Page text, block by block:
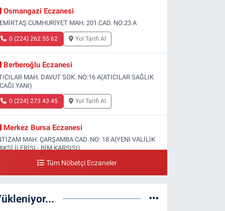
Osmangazi Eczanesi
CUMHURİYET MAH. 201.CAD. NO:23 A
0 (224) 262 55 62 Yol Tarifi Al
Berberoğlu Eczanesi
MAH. DAVUT SOK. NO:16 A(ATICILAR SAĞLIK
YANI)
0 (224) 273 43 45 Yol Tarifi Al
Merkez Bursa Eczanesi
MAH. ÇARŞAMBA CAD. NO: 18 A(YENİ VALİLİK
İLERİSİ - BİM KARŞISI)
0 (224) 253 13 19 Yol Tarifi Al
MAH. DOĞAN CAD. NO:61(BEŞYOL ALTI - FATİH
Tüm Nöbetçi Eczaneler